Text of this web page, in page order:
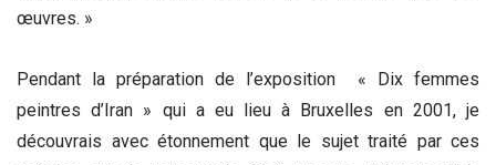
œuvres. »
Pendant la préparation de l’exposition « Dix femmes
peintres d’Iran » qui a eu lieu à Bruxelles en 2001, je
découvrais avec étonnement que le sujet traité par ces